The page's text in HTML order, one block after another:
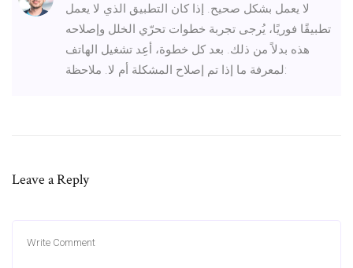
لا يعمل بشكل صحيح. إذا كان التطبيق الذي لا يعمل
تطبيقًا فوريًا، يُرجى تجربة خطوات تحرّي الخلل وإصلاحه
هذه بدلاً من ذلك. بعد كل خطوة، أعِد تشغيل الهاتف
لمعرفة ما إذا تم إصلاح المشكلة أم لا. ملاحظة:
Leave a Reply